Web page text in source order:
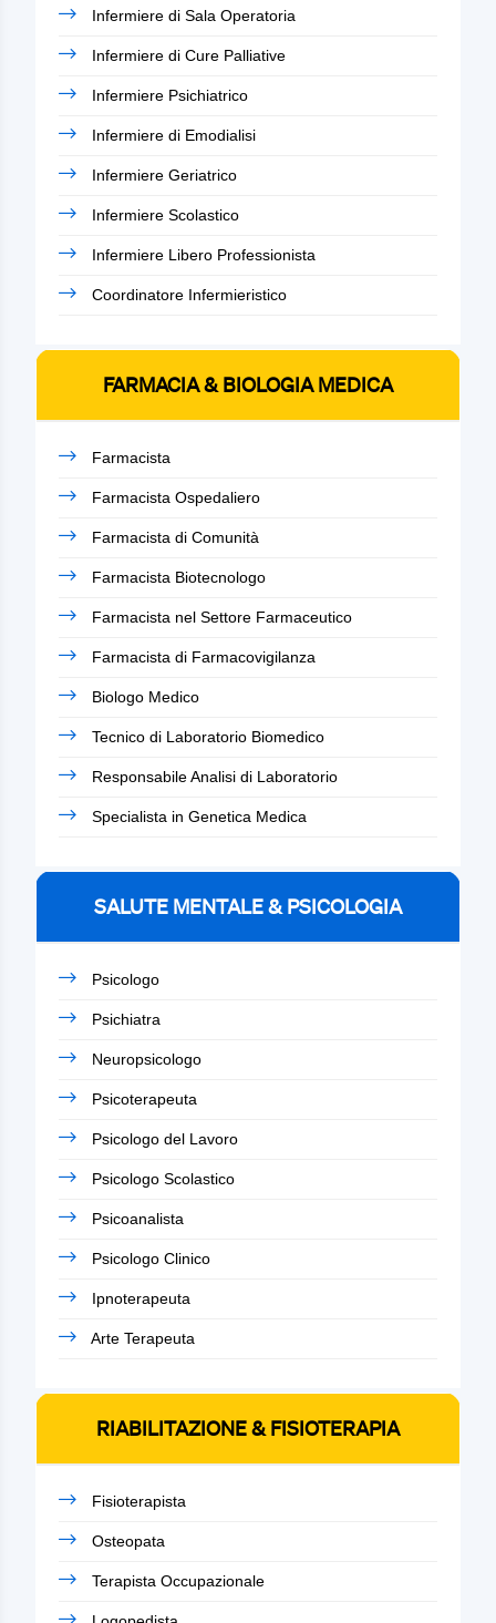
Infermiere di Sala Operatoria
Infermiere di Cure Palliative
Infermiere Psichiatrico
Infermiere di Emodialisi
Infermiere Geriatrico
Infermiere Scolastico
Infermiere Libero Professionista
Coordinatore Infermieristico
FARMACIA & BIOLOGIA MEDICA
Farmacista
Farmacista Ospedaliero
Farmacista di Comunità
Farmacista Biotecnologo
Farmacista nel Settore Farmaceutico
Farmacista di Farmacovigilanza
Biologo Medico
Tecnico di Laboratorio Biomedico
Responsabile Analisi di Laboratorio
Specialista in Genetica Medica
SALUTE MENTALE & PSICOLOGIA
Psicologo
Psichiatra
Neuropsicologo
Psicoterapeuta
Psicologo del Lavoro
Psicologo Scolastico
Psicoanalista
Psicologo Clinico
Ipnoterapeuta
Arte Terapeuta
RIABILITAZIONE & FISIOTERAPIA
Fisioterapista
Osteopata
Terapista Occupazionale